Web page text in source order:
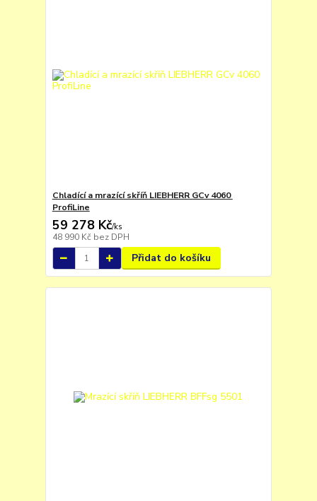
Chladící a mrazící skříň LIEBHERR GCv 4060
ProfiLine
59 278 Kč/ks
48 990 Kč bez DPH
Přidat do košíku